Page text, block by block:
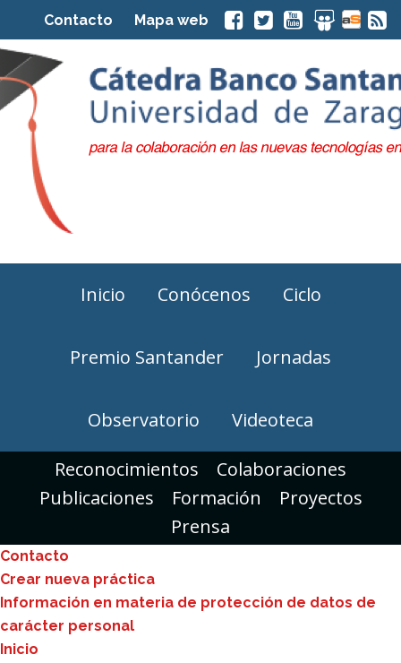
Contacto Mapa web
Inicio Conócenos Ciclo
Premio Santander Jornadas
Observatorio Videoteca
Reconocimientos
Colaboraciones
Publicaciones
Formación
Proyectos
Prensa
Contacto
Crear nueva práctica
Información en materia de protección de datos de
carácter personal
Inicio